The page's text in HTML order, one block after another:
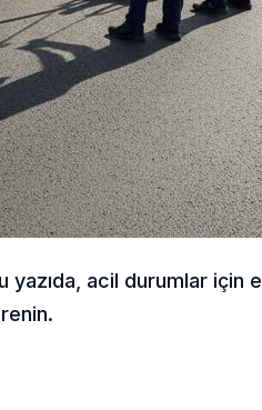
yazıda, acil durumlar için